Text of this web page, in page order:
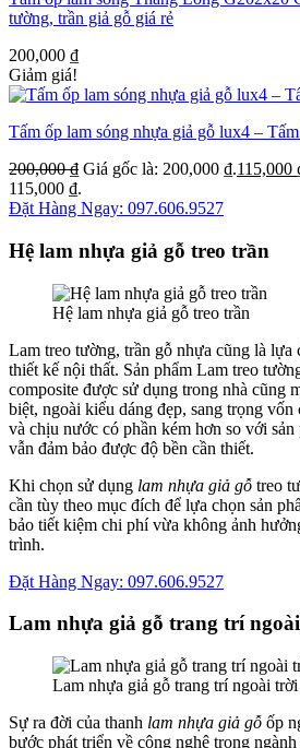
tường, trần giả gỗ giá rẻ
200,000 ₫
Giảm giá!
Tấm ốp lam sóng nhựa giả gỗ lux4 –
200,000₫ Giá gốc là: 200,000 ₫.115,000
115,000 ₫.
Đặt Hàng Ngay: 097.606.9527
Hệ lam nhựa giả gỗ treo trần
Hệ lam nhựa giả gỗ treo trần
Lam treo tường, trần gỗ nhựa cũng là lựa
thiết kế nội thất. Sản phẩm Lam treo
composite được sử dụng trong nhà cũng
biệt, ngoài kiểu dáng đẹp, sang trọng
và chịu nước có phần kém hơn so với
vẫn đảm bảo được độ bền cần thiết.
Khi chọn sử dụng lam nhựa giả gỗ treo
cần tùy theo mục đích để lựa chọn sản
bảo tiết kiệm chi phí vừa không ảnh
trình.
Đặt Hàng Ngay: 097.606.9527
Lam nhựa giả gỗ trang trí
Lam nhựa giả gỗ trang trí ngoài trời
Sự ra đời của thanh lam nhựa giả gỗ ốp
bước phát triển về công nghệ trong